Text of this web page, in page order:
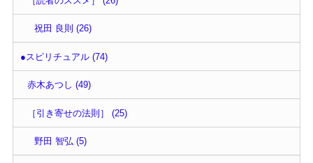
祝田 良則 (26)
●スピリチュアル (74)
赤木あつし (49)
［引き寄せの法則］ (25)
野田 智弘 (5)